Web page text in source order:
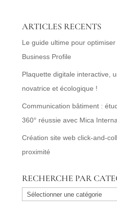
ARTICLES RECENTS
Le guide ultime pour
Business Profile
Plaquette digitale interactive,
novatrice et écologique !
Communication bâtiment :
360° réussie avec Mica
Création site web click-and-
proximité
RECHERCHE PAR
RECHERCHE